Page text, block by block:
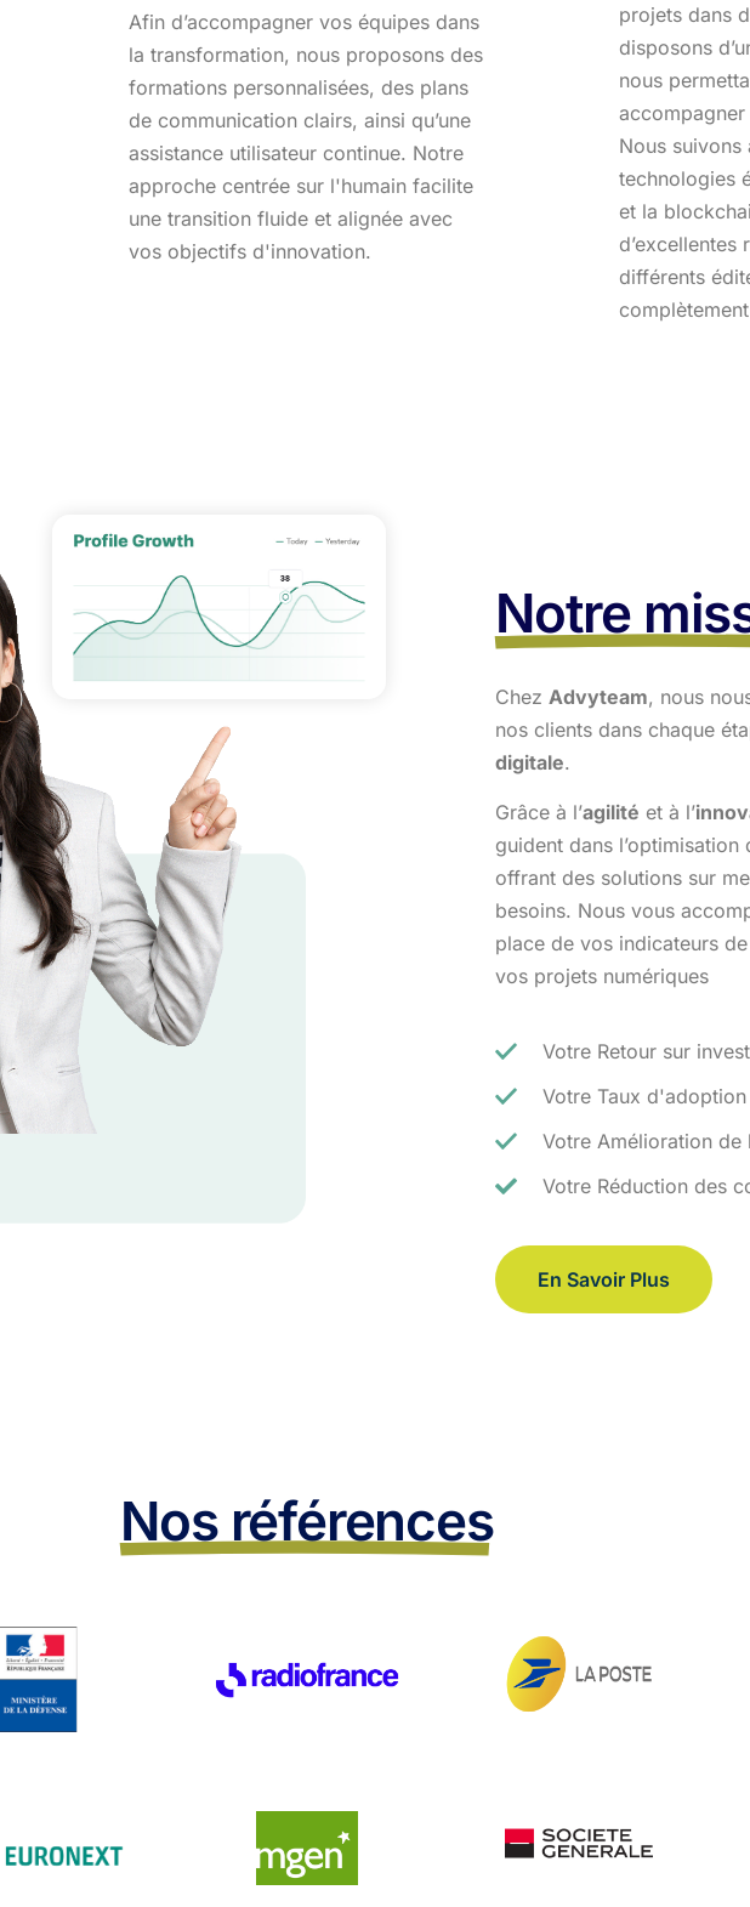
Afin d’accompagner vos équipes dans
la transformation, nous proposons des
formations personnalisées, des plans
de communication clairs, ainsi qu’une
assistance utilisateur continue. Notre
approche centrée sur l'humain facilite
une transition fluide et alignée avec
vos objectifs d'innovation.​
projets dans
disposons
nous
Nous suivons
technologies
et la
d’excellentes
différents
Notre
Chez Advyteam, nous
nos clients dans chaque
digitale.
Grâce à l’agilité et à l’
guident dans l’optimisation
offrant des solutions sur
besoins. Nous vous
place de vos indicateurs de
vos projets numériques
Votre Retour sur
Votre Taux
Votre Amélioration
Votre Réduction des
En Savoir Plus
Nos références